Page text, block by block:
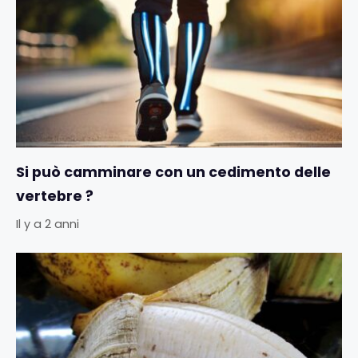
Si può camminare con un cedimento delle
vertebre ?
Il y a 2 anni